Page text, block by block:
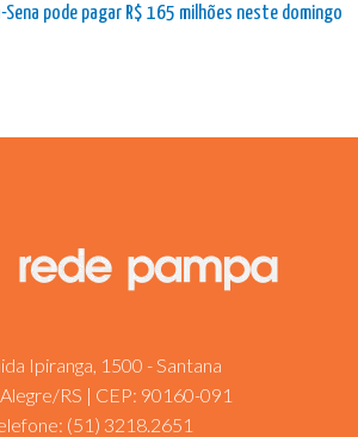
Sena pode pagar R$ 165 milhões neste domingo
Ipiranga, 1500 - Santana
RS | CEP: 90160-091
(51) 3218.2651